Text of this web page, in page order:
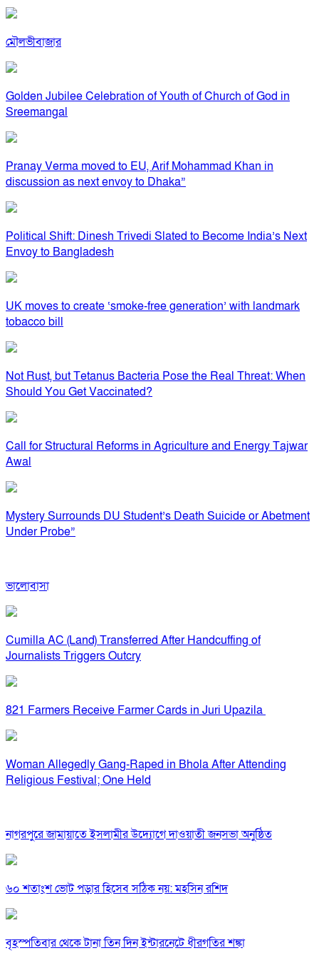
মৌলভীবাজার
Golden Jubilee Celebration of Youth of Church of God in
Sreemangal
Pranay Verma moved to EU, Arif Mohammad Khan in
discussion as next envoy to Dhaka”
Political Shift: Dinesh Trivedi Slated to Become India’s Next
Envoy to Bangladesh
UK moves to create ‘smoke-free generation’ with landmark
tobacco bill
Not Rust, but Tetanus Bacteria Pose the Real Threat: When
Should You Get Vaccinated?
Call for Structural Reforms in Agriculture and Energy Tajwar
Awal
Mystery Surrounds DU Student’s Death Suicide or Abetment
Under Probe”
ভালোবাসা
Cumilla AC (Land) Transferred After Handcuffing of
Journalists Triggers Outcry
821 Farmers Receive Farmer Cards in Juri Upazila
Woman Allegedly Gang-Raped in Bhola After Attending
Religious Festival; One Held
নাগরপুরে জামায়াতে ইসলামীর উদ্যোগে দাওয়াতী জনসভা অনুষ্ঠিত
৬০ শতাংশ ভোট পড়ার হিসেব সঠিক নয়: মহসিন রশিদ
বৃহস্পতিবার থেকে টানা তিন দিন ইন্টারনেটে ধীরগতির শঙ্কা